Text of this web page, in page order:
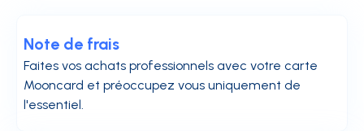
Note de frais
Faites vos achats professionnels avec votre carte
Mooncard et préoccupez vous uniquement de
l'essentiel.